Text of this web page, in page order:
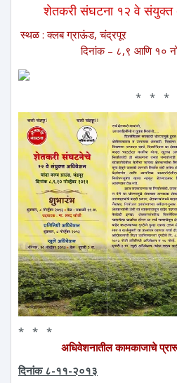
शेतकरी संघटना १२ वे संयुक्त
स्थळ : क्लब
दिनांक – ८,९ आणि १०
* * *
* * *
अधिवेशनातील कामकाजाचे
दिनांक ८-११-२०१३